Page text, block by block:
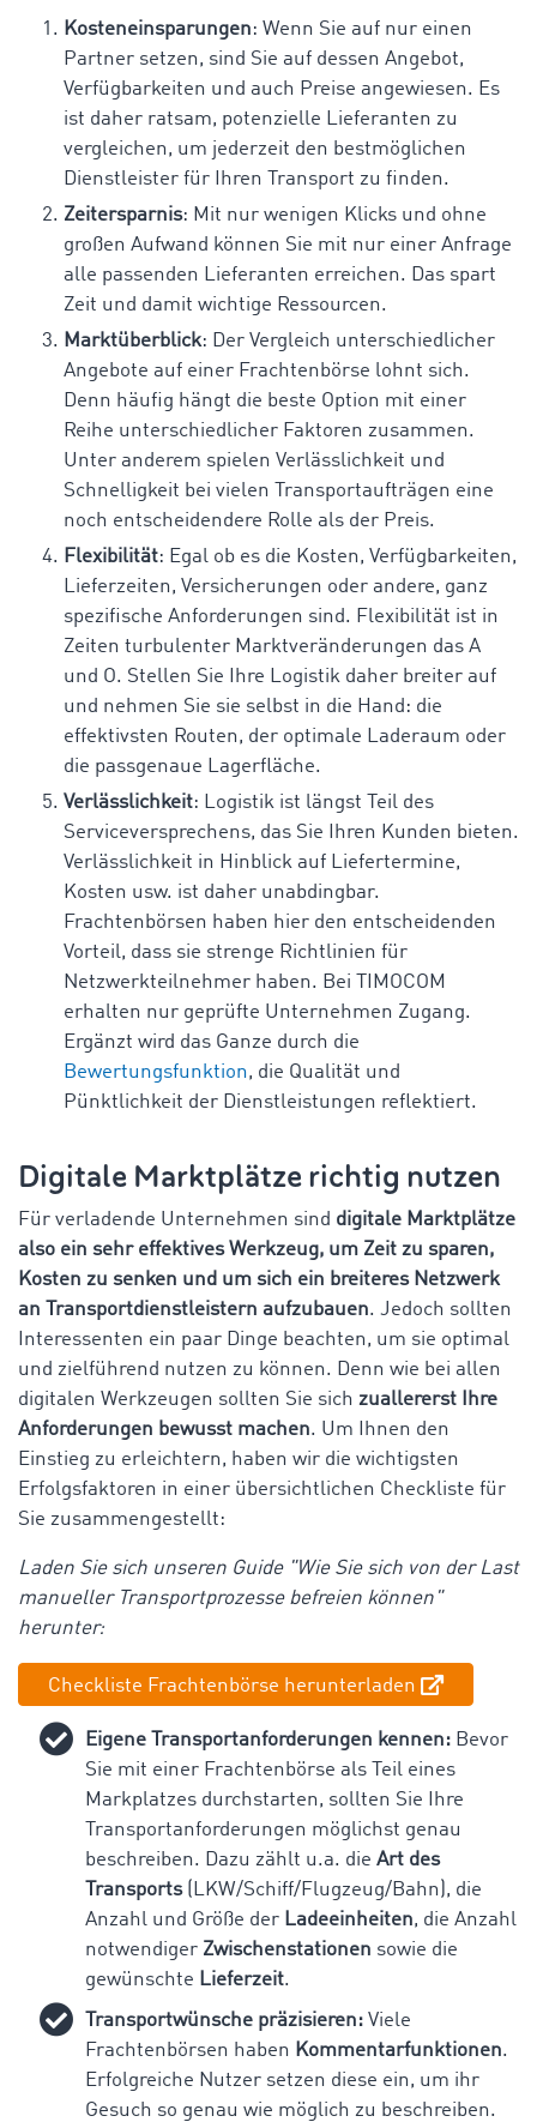
Kosteneinsparungen: Wenn Sie auf nur einen
Partner setzen, sind Sie auf dessen Angebot,
Verfügbarkeiten und auch Preise angewiesen. Es
ist daher ratsam, potenzielle Lieferanten zu
vergleichen, um jederzeit den bestmöglichen
Dienstleister für Ihren Transport zu finden.
Zeitersparnis: Mit nur wenigen Klicks und ohne
großen Aufwand können Sie mit nur einer Anfrage
alle passenden Lieferanten erreichen. Das spart
Zeit und damit wichtige Ressourcen.
Marktüberblick: Der Vergleich unterschiedlicher
Angebote auf einer Frachtenbörse lohnt sich.
Denn häufig hängt die beste Option mit einer
Reihe unterschiedlicher Faktoren zusammen.
Unter anderem spielen Verlässlichkeit und
Schnelligkeit bei vielen Transportaufträgen eine
noch entscheidendere Rolle als der Preis.
Flexibilität: Egal ob es die Kosten, Verfügbarkeiten,
Lieferzeiten, Versicherungen oder andere, ganz
spezifische Anforderungen sind. Flexibilität ist in
Zeiten turbulenter Marktveränderungen das A
und O. Stellen Sie Ihre Logistik daher breiter auf
und nehmen Sie sie selbst in die Hand: die
effektivsten Routen, der optimale Laderaum oder
die passgenaue Lagerfläche.
Verlässlichkeit: Logistik ist längst Teil des
Serviceversprechens, das Sie Ihren Kunden bieten.
Verlässlichkeit in Hinblick auf Liefertermine,
Kosten usw. ist daher unabdingbar.
Frachtenbörsen haben hier den entscheidenden
Vorteil, dass sie strenge Richtlinien für
Netzwerkteilnehmer haben. Bei TIMOCOM
erhalten nur geprüfte Unternehmen Zugang.
Ergänzt wird das Ganze durch die
Bewertungsfunktion, die Qualität und
Pünktlichkeit der Dienstleistungen reflektiert.
Digitale Marktplätze richtig nutzen
Für verladende Unternehmen sind digitale Marktplätze
also ein sehr effektives Werkzeug, um Zeit zu sparen,
Kosten zu senken und um sich ein breiteres Netzwerk
an Transportdienstleistern aufzubauen. Jedoch sollten
Interessenten ein paar Dinge beachten, um sie optimal
und zielführend nutzen zu können. Denn wie bei allen
digitalen Werkzeugen sollten Sie sich zuallererst Ihre
Anforderungen bewusst machen. Um Ihnen den
Einstieg zu erleichtern, haben wir die wichtigsten
Erfolgsfaktoren in einer übersichtlichen Checkliste für
Sie zusammengestellt:
Laden Sie sich unseren Guide "Wie Sie sich von der Last
manueller Transportprozesse befreien können"
herunter:
Checkliste Frachtenbörse herunterladen
Eigene Transportanforderungen kennen: Bevor
Sie mit einer Frachtenbörse als Teil eines
Markplatzes durchstarten, sollten Sie Ihre
Transportanforderungen möglichst genau
beschreiben. Dazu zählt u.a. die Art des
Transports(LKW/Schiff/Flugzeug/Bahn), die
Anzahl und Größe der Ladeeinheiten, die Anzahl
notwendiger Zwischenstationen sowie die
gewünschte Lieferzeit.
Transportwünsche präzisieren: Viele
Frachtenbörsen haben Kommentarfunktionen.
Erfolgreiche Nutzer setzen diese ein, um ihr
Gesuch so genau wie möglich zu beschreiben.